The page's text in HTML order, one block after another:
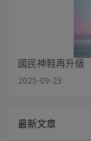
國民神鞋再升級
2025-09-23
最新文章